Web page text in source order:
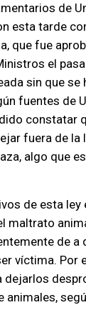
de
esta tarde
que fue
el
sin que se
fuentes de
constatar
fuera de la
algo que
de esta ley
maltrato
de a
víctima. Por
dejarlos